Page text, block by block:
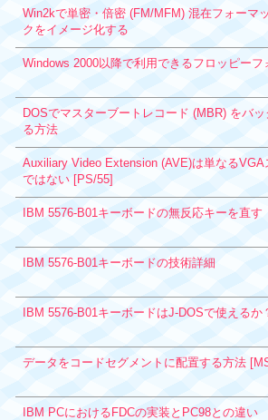
Win2kで単密・倍密 (FM/MFM) 混在フォーマ
クをイメージ化する
Windows 2000以降で利用できるフロッピーフ
DOSでマスターブートレコード (MBR) をバッ
る方法
Auxiliary Video Extension (AVE)は単なるVGA
ではない [PS/55]
IBM 5576-B01キーボードの無反応キーを直す
IBM 5576-B01キーボードの技術詳細
IBM 5576-B01キーボードはJ-DOSで使えるか
データをコードセグメントに配置する方法
IBM PCにおけるFDCの実装とPC98との違い